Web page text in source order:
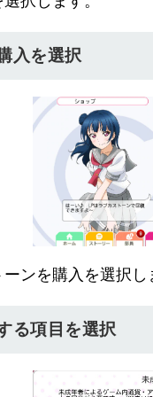
入を選択
ンを購入を選択し
る項目を選択